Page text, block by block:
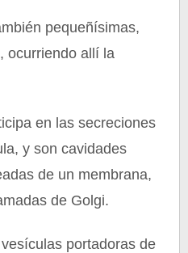
pequeñísimas,
ocurriendo allí la
en las secreciones
y son cavidades
de un membrana,
de Golgi.
portadoras de